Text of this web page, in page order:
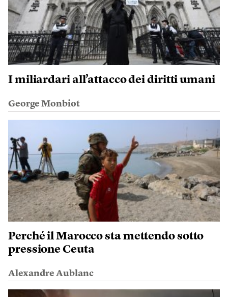
I miliardari all’attacco dei diritti umani
George Monbiot
Perché il Marocco sta mettendo sotto
pressione Ceuta
Alexandre Aublanc